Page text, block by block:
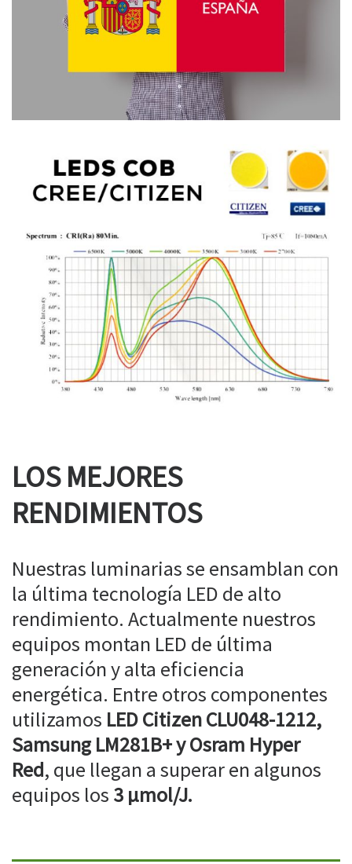
LOS MEJORES
RENDIMIENTOS
Nuestras luminarias se ensamblan con
la última tecnología LED de alto
rendimiento. Actualmente nuestros
equipos montan LED de última
generación y alta eficiencia
energética. Entre otros componentes
utilizamos LED Citizen CLU048-1212,
Samsung LM281B+ y Osram Hyper
Red, que llegan a superar en algunos
equipos los 3 µmol/J.